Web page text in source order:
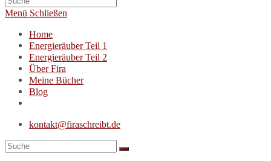
nach:
Menü Schließen
Home
Energieräuber Teil 1
Energieräuber Teil 2
Über Fira
Meine Bücher
Blog
kontakt@firaschreibt.de